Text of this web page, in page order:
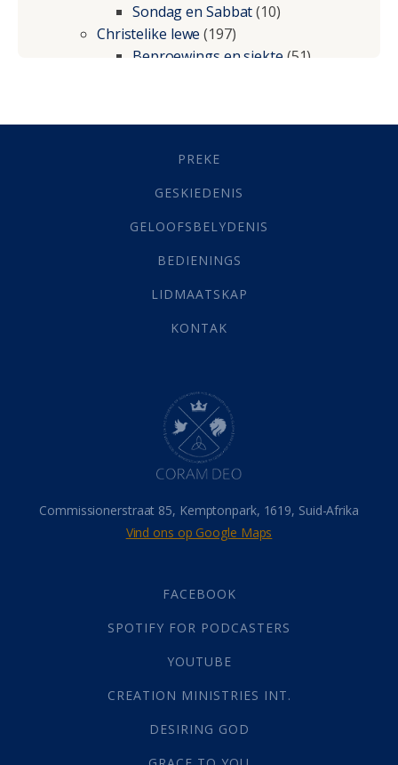
Sondag en Sabbat(10)
Christelike lewe (197)
Beproewings en siekte(51)
Geestelike Groei(10)
(21)
Grys Areas(4)
Lewensdoel(3)
Selfondersoek(1)
Werk(22)
(142)
Hemel (31)
Israel (14)
Millennium(1)
Oordeelsdag(19)
Verheerlikte liggaam
Wederkoms
(27)
Gebed(87)
Die Onse Vader(12)
God(392)
Afgode(23)
Almag(1)
Alomteenwoordig
PREKE
GESKIEDENIS
GELOOFSBELYDENIS
BEDIENINGS
LIDMAATSKAP
KONTAK
Commissionerstraat 85, Kemptonpark, 1619, Suid-Afrika
Vind ons op Google Maps
FACEBOOK
SPOTIFY FOR PODCASTERS
YOUTUBE
CREATION MINISTRIES INT.
DESIRING GOD